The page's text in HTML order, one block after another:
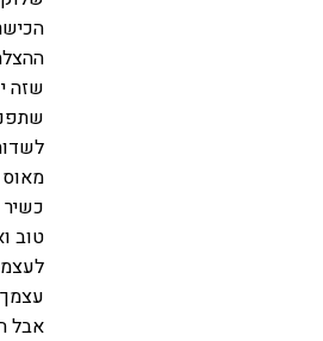
שזה
טוב
אבל